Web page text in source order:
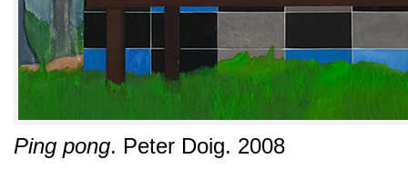
Ping pong. Peter Doig. 2008